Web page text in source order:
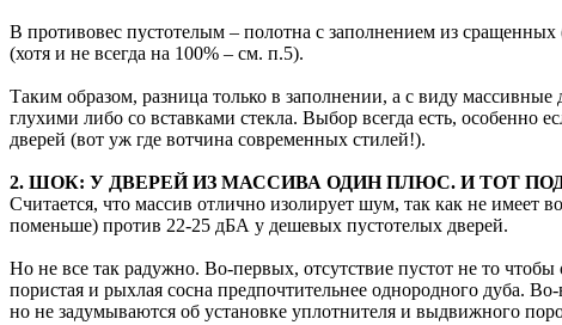
В противовес пустотелым – полотна с заполнением из
(хотя и не всегда на 100% – см. п.5).
Таким образом, разница только в заполнении, а с виду
глухими либо со вставками стекла. Выбор всегда есть,
дверей (вот уж где вотчина современных стилей!).
2. ШОК: У ДВЕРЕЙ ИЗ МАССИВА ОДИН ПЛЮС. И ТОТ
Считается, что массив отлично изолирует шум, так как не имеет
поменьше) против 22-25 дБА у дешевых пустотелых дверей.
Но не все так радужно. Во-первых, отсутствие пустот не то
пористая и рыхлая сосна предпочтительнее однородного дуба.
но не задумываются об установке уплотнителя и выдвижного